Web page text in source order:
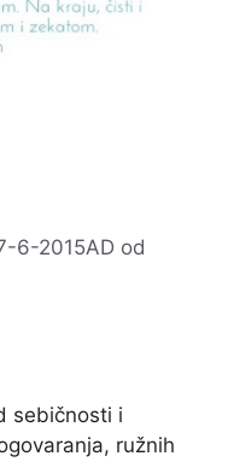
6-2015AD od
sebičnosti i
ružnih